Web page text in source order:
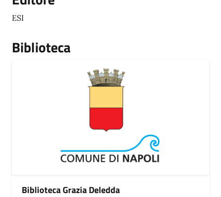
ESI
Biblioteca
Biblioteca Grazia Deledda